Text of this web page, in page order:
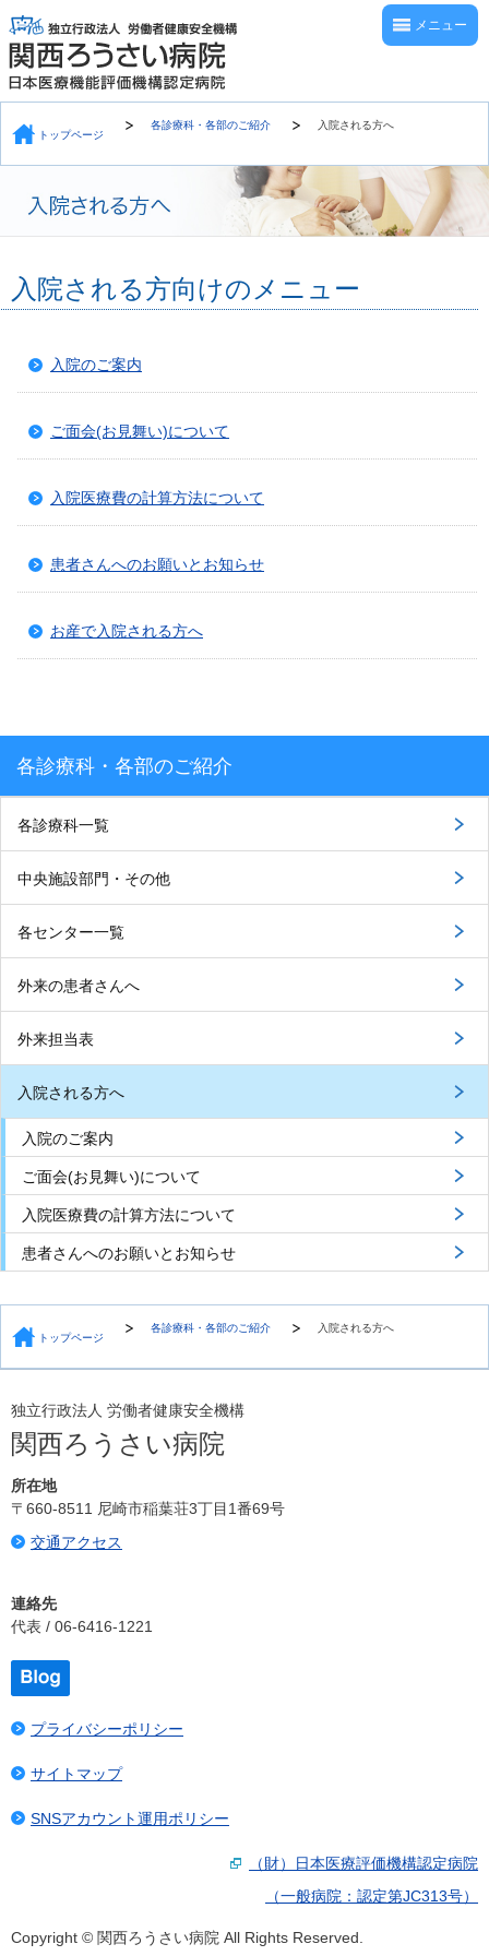
メニュー
トップページ
各診療科・各部のご紹介 入院される方へ
入院される方向けのメニュー
入院のご案内
ご面会(お見舞い)について
入院医療費の計算方法について
患者さんへのお願いとお知らせ
お産で入院される方へ
各診療科・各部のご紹介
各診療科一覧
中央施設部門・その他
各センター一覧
外来の患者さんへ
外来担当表
入院される方へ
入院のご案内
ご面会(お見舞い)について
入院医療費の計算方法について
患者さんへのお願いとお知らせ
トップページ
各診療科・各部のご紹介 入院される方へ
独立行政法人 労働者健康安全機構
関西ろうさい病院
所在地
〒660-8511 尼崎市稲葉荘3丁目1番69号
交通アクセス
連絡先
代表 / 06-6416-1221
プライバシーポリシー
サイトマップ
SNSアカウント運用ポリシー
（財）日本医療評価機構認定病院
（一般病院：認定第JC313号）
Copyright © 関西ろうさい病院 All Rights Reserved.